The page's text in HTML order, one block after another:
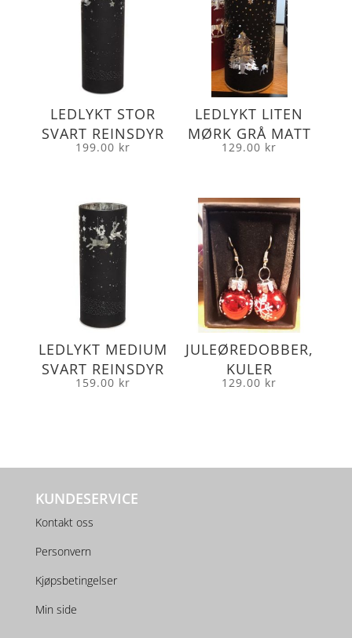
LEDLYKT STOR
SVART REINSDYR
199.00 kr
LEDLYKT LITEN
MØRK GRÅ MATT
129.00 kr
LEDLYKT MEDIUM
SVART REINSDYR
159.00 kr
JULEØREDOBBER,
KULER
129.00 kr
KUNDESERVICE
Kontakt oss
Personvern
Kjøpsbetingelser
Min side